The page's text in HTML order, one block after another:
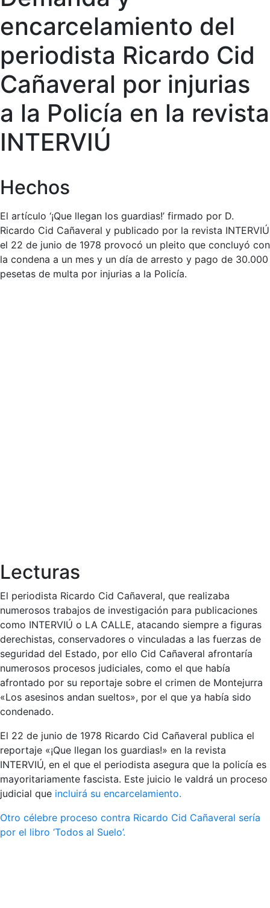
encarcelamiento del
periodista Ricardo Cid
Cañaveral por injurias
a la Policía en la revista
INTERVIÚ
Hechos
El artículo ‘¡Que llegan los guardias!’ firmado por D.
Ricardo Cid Cañaveral y publicado por la revista INTERVIÚ
el 22 de junio de 1978 provocó un pleito que concluyó con
la condena a un mes y un día de arresto y pago de 30.000
pesetas de multa por injurias a la Policía.
Lecturas
El periodista Ricardo Cid Cañaveral, que realizaba
numerosos trabajos de investigación para publicaciones
como INTERVIÚ o LA CALLE, atacando siempre a figuras
derechistas, conservadores o vinculadas a las fuerzas de
seguridad del Estado, por ello Cid Cañaveral afrontaría
numerosos procesos judiciales, como el que había
afrontado por su reportaje sobre el crimen de Montejurra
«Los asesinos andan sueltos», por el que ya había sido
condenado.
El 22 de junio de 1978 Ricardo Cid Cañaveral publica el
reportaje «¡Que llegan los guardias!» en la revista
INTERVIÚ, en el que el periodista asegura que la policía es
mayoritariamente fascista. Este juicio le valdrá un proceso
judicial que incluirá su encarcelamiento.
Otro célebre proceso contra Ricardo Cid Cañaveral sería
por el libro ‘Todos al Suelo’.